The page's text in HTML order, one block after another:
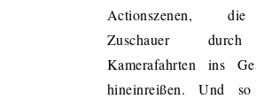
Actionszenen,
Zuschauer
Kamerafahrten ins
hineinreißen. Und